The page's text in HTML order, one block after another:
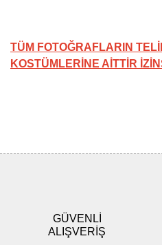
TÜM FOTOĞRAFLARIN
KOSTÜMLERİNE AİTTİR
Ürün bilgilerinde hatalar
Ürün fiyatı diğer sitelerden daha
GÜVENLİ
ALIŞVERİŞ